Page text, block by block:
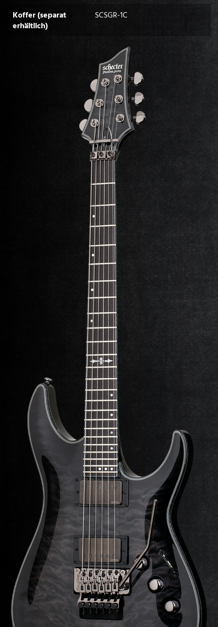
Koffer (separat
erhältlich)
SCSGR-1C